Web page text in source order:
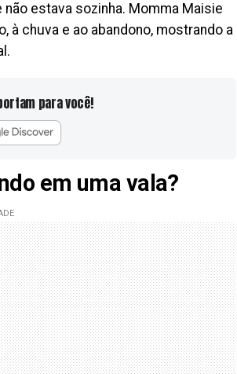
estava sozinha. Momma Maisie
à chuva e ao abandono, mostrando a
para você!
em uma vala?